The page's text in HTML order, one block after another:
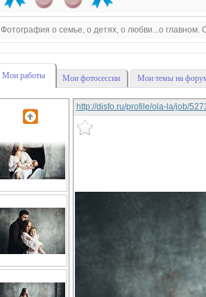
Фотография о семье, о детях, о любви...о главном.
Мои работы Мои фотосессии Мои темы на
http://disfo.ru/profile/ola-la/job/